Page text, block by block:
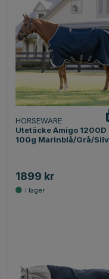
HORSEWARE
Utetäcke Amigo 1200D
100g Marinblå/Grå/
1899 kr